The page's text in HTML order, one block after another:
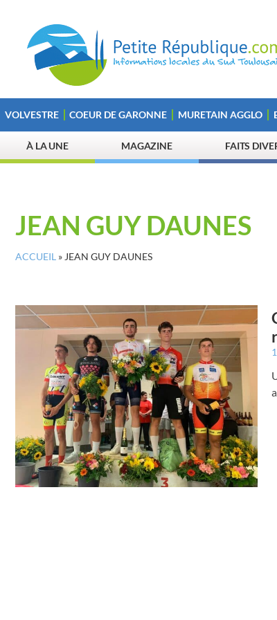
VOLVESTRE COEUR DE GARONNE MURETAIN AGGLO
À LA UNE MAGAZINE FAITS
JEAN GUY DAUNES
ACCUEIL » JEAN GUY DAUNES